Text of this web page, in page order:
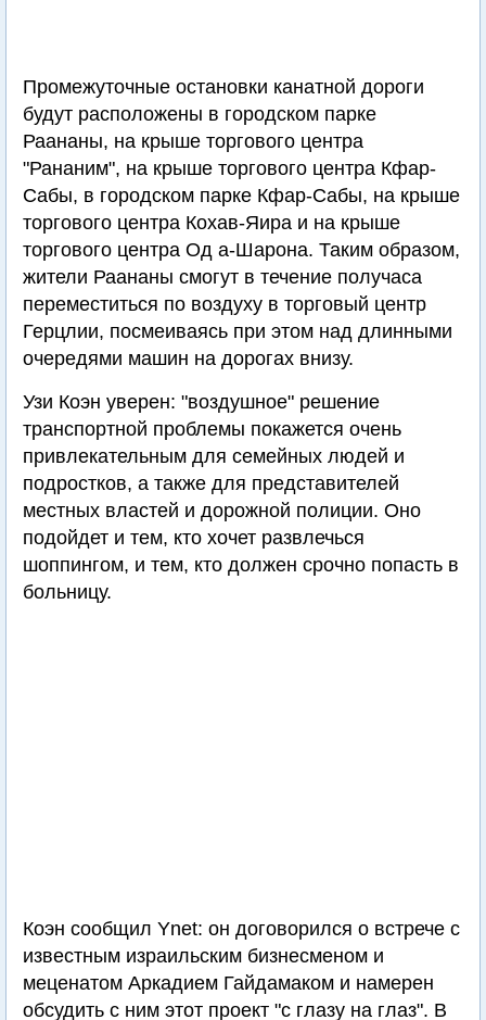
Промежуточные остановки канатной дороги
будут расположены в городском парке
Раананы, на крыше торгового центра
"Рананим", на крыше торгового центра Кфар-
Сабы, в городском парке Кфар-Сабы, на крыше
торгового центра Кохав-Яира и на крыше
торгового центра Од а-Шарона. Таким образом,
жители Раананы смогут в течение получаса
переместиться по воздуху в торговый центр
Герцлии, посмеиваясь при этом над длинными
очередями машин на дорогах внизу.
Узи Коэн уверен: "воздушное" решение
транспортной проблемы покажется очень
привлекательным для семейных людей и
подростков, а также для представителей
местных властей и дорожной полиции. Оно
подойдет и тем, кто хочет развлечься
шоппингом, и тем, кто должен срочно попасть в
больницу.
Коэн сообщил Ynet: он договорился о встрече с
известным израильским бизнесменом и
меценатом Аркадием Гайдамаком и намерен
обсудить с ним этот проект "с глазу на глаз". В